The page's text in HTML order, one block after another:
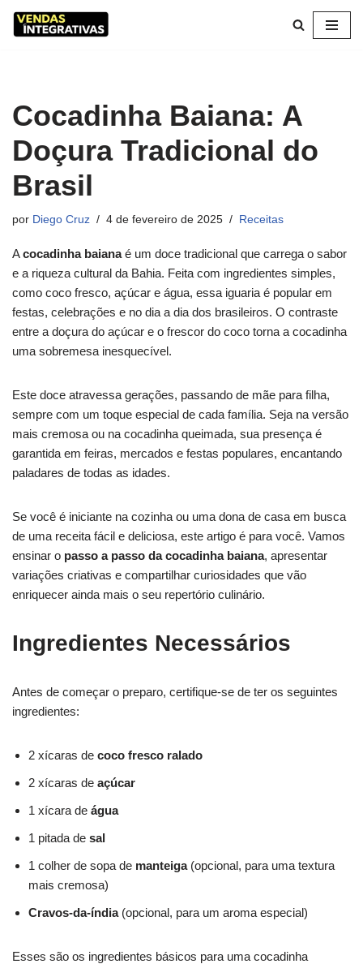
Cocadinha Baiana: A
Doçura Tradicional do
Brasil
por Diego Cruz 4 de fevereiro de 2025 Receitas
Acocadinha baianaé um doce tradicional que carrega o sabor
e a riqueza cultural da Bahia. Feita com ingredientes simples,
como coco fresco, açúcar e água, essa iguaria é popular em
festas, celebrações e no dia a dia dos brasileiros. O contraste
entre a doçura do açúcar e o frescor do coco torna a cocadinha
uma sobremesa inesquecível.
Este doce atravessa gerações, passando de mãe para filha,
sempre com um toque especial de cada família. Seja na versão
mais cremosa ou na cocadinha queimada, sua presença é
garantida em feiras, mercados e festas populares, encantando
paladares de todas as idades.
Se você é iniciante na cozinha ou uma dona de casa em busca
de uma receita fácil e deliciosa, este artigo é para você. Vamos
ensinar o passo a passo da cocadinha baiana, apresentar
variações criativas e compartilhar curiosidades que vão
enriquecer ainda mais o seu repertório culinário.
Ingredientes Necessários
Antes de começar o preparo, certifique-se de ter os seguintes
ingredientes:
2 xícaras de coco fresco ralado
2 xícaras de açúcar
1 xícara de água
1 pitada de sal
1 colher de sopa de manteiga(opcional, para uma textura
mais cremosa)
Cravos-da-índia(opcional, para um aroma especial)
Esses são os ingredientes básicos para uma cocadinha